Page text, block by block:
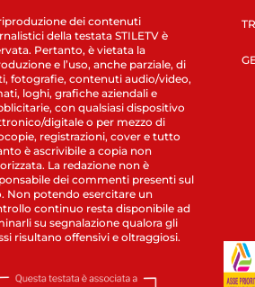
dei contenuti
della testata STILETV è
Pertanto, è vietata la
e l’uso, anche parziale, di
fotografie, contenuti audio/video,
loghi, grafiche aziendali e
con qualsiasi dispositivo
digitale o per mezzo di
registrazioni, cover e tutto
è ascrivibile a copia non
La redazione non è
dei commenti presenti sul
Non potendo esercitare un
continuo resta disponibile ad
su segnalazione qualora gli
risultano offensivi e oltraggiosi.